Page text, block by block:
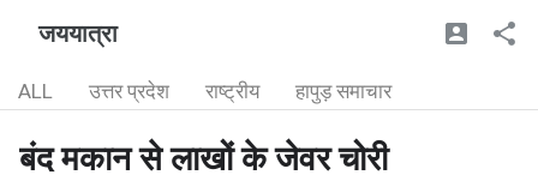
जययात्रा
ALL उत्तर प्रदेश राष्ट्रीय हापुड़ समाचार
बंद मकान से लाखों के जेवर चोरी